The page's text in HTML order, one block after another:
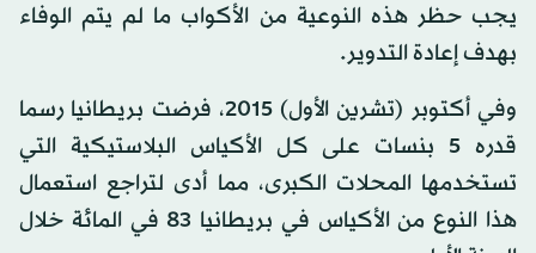
يجب حظر هذه النوعية من الأكواب ما لم يتم الوفاء
بهدف إعادة التدوير.
وفي أكتوبر (تشرين الأول) 2015، فرضت بريطانيا رسما
قدره 5 بنسات على كل الأكياس البلاستيكية التي
تستخدمها المحلات الكبرى، مما أدى لتراجع استعمال
هذا النوع من الأكياس في بريطانيا 83 في المائة خلال